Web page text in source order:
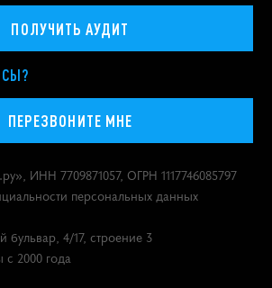
ПОЛУЧИТЬ АУДИТ
ПЕРЕЗВОНИТЕ МНЕ
», ИНН 7709871057, ОГРН 1117746085797
персональных данных
бульвар, 4/17, строение 3
2000 года